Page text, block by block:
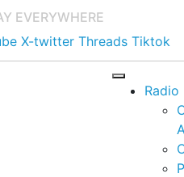
EVERYWHERE
X-twitter Threads Tiktok
Radio